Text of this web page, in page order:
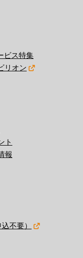
ビス特集
リオン
ト
報
不要）